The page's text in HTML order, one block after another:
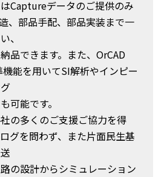
Captureデータのご提供のみ
、部品手配、部品実装まで一
、
品できます。また、OrCAD
能を用いてSI解析やインピー
可能です。
の多くのご支援ご協力を得
グを問わず、また片面民生基
の設計からシミュレーション